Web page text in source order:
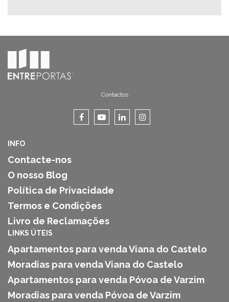
Contactos
INFO
Contacte-nos
O nosso Blog
Política de Privacidade
Termos e Condições
Livro de Reclamações
LINKS ÚTEIS
Apartamentos para venda Viana do Castelo
Moradias para venda Viana do Castelo
Apartamentos para venda Póvoa de Varzim
Moradias para venda Póvoa de Varzim